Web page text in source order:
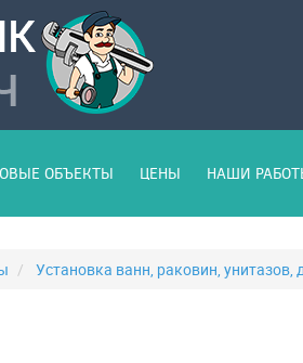
ОБЪЕКТЫ ЦЕНЫ НАШИ
Установка ванн, раковин, унитазов,